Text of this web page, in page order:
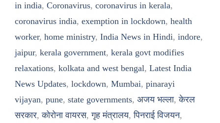
in india, Coronavirus, coronavirus in kerala,
coronavirus india, exemption in lockdown, health
worker, home ministry, India News in Hindi, indore,
jaipur, kerala government, kerala govt modifies
relaxations, kolkata and west bengal, Latest India
News Updates, lockdown, Mumbai, pinarayi
vijayan, pune, state governments, अजय भल्ला,केरल
सरकार,कोरोना वायरस,गृह मंत्रालय,पिनराई विजयन,